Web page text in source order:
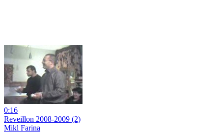
0:16
Reveillon 2008-2009 (2)
Mikl Farina